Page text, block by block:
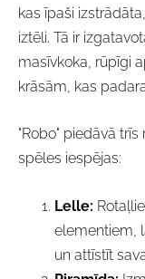
kas īpaši
iztēli. Tā ir
masīvkoka, rūpīgi
krāsām, kas
"Robo" piedāvā
spēles iespējas:
Lelle:
elementiem,
un attīstīt